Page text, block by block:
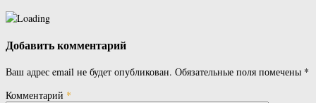
Добавить комментарий
Ваш адрес email не будет опубликован. Обязательные поля помечены *
Комментарий *